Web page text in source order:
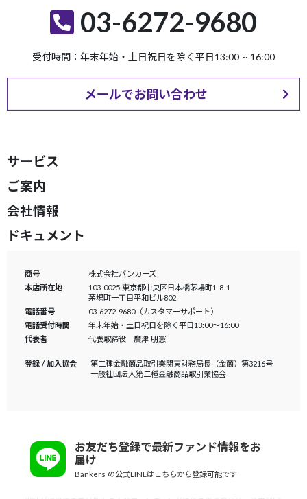
03-6272-9680
受付時間：年末年始・土日祝日を除く平日13:00 ~ 16:00
メールでお問い合わせ
サービス
ご案内
会社情報
ドキュメント
商号
株式会社バンカーズ
本店所在地
103-0025 東京都中央区日本橋茅場町1-8-1
茅場町一丁目平和ビル802
電話番号
03-6272-9680（カスタマーサポート）
電話受付時間
年末年始・土日祝日を除く平日13:00～16:00
代表者
代表取締役 廣津 朋憲
登録 / 加入協会 第二種金融商品取引業関東財務局長（金商）第3216号
一般社団法人第二種金融商品取引業協会
お友だち登録で最新ファンド情報をお
届け
Bankers の公式LINEはこちらから登録可能です